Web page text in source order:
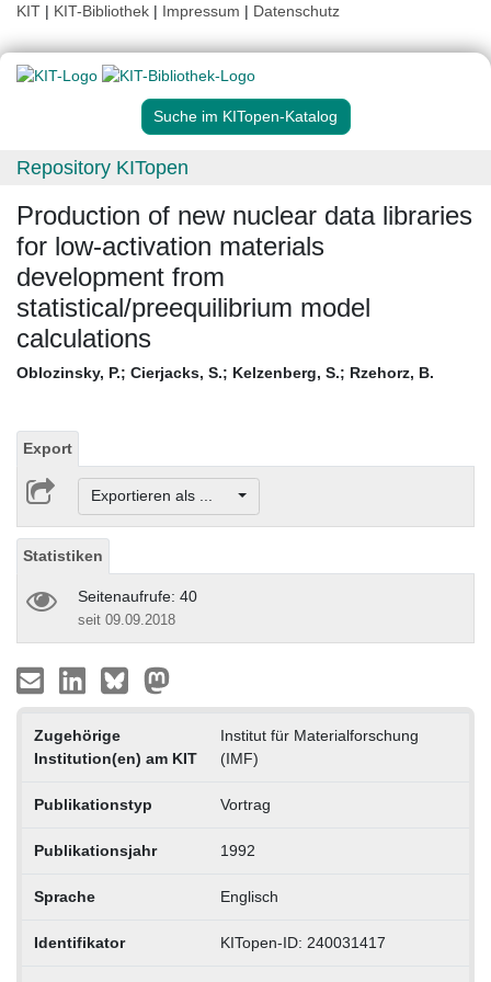
KIT | KIT-Bibliothek | Impressum | Datenschutz
Suche im KITopen-Katalog
Repository KITopen
Production of new nuclear data libraries
for low-activation materials
development from
statistical/preequilibrium model
calculations
Oblozinsky, P.; Cierjacks, S.; Kelzenberg, S.; Rzehorz, B.
Export
Exportieren als ...
Statistiken
Seitenaufrufe: 40
seit 09.09.2018
Zugehörige
Institution(en) am KIT
Institut für Materialforschung
(IMF)
Publikationstyp Vortrag
Publikationsjahr 1992
Sprache Englisch
Identifikator KITopen-ID: 240031417